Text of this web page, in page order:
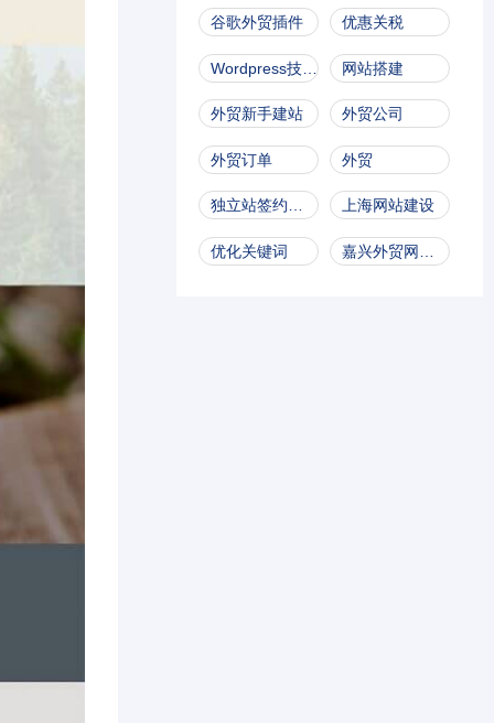
谷歌外贸插件 优惠关税
Wordpress技术文档 网站搭建
外贸新手建站 外贸公司
外贸订单 外贸
独立站签约瑧科科技 上海网站建设
优化关键词